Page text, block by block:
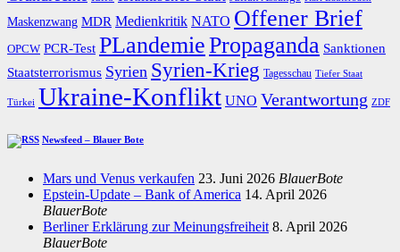
Maskenzwang MDR Medienkritik NATO Offener Brief
OPCW PCR-Test PLandemiePropaganda Sanktionen
Staatsterrorismus Syrien Syrien-Krieg Tagesschau Tiefer Staat
Türkei Ukraine-Konflikt UNO Verantwortung ZDF
Newsfeed – Blauer Bote
Mars und Venus verkaufen 23. Juni 2026 BlauerBote
Epstein-Update – Bank of America 14. April 2026
BlauerBote
Berliner Erklärung zur Meinungsfreiheit 8. April 2026
BlauerBote